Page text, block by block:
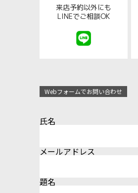
来店予約以外にも
LINEでご相談OK
Webフォームでお問い合わせ
氏名
メールアドレス
題名